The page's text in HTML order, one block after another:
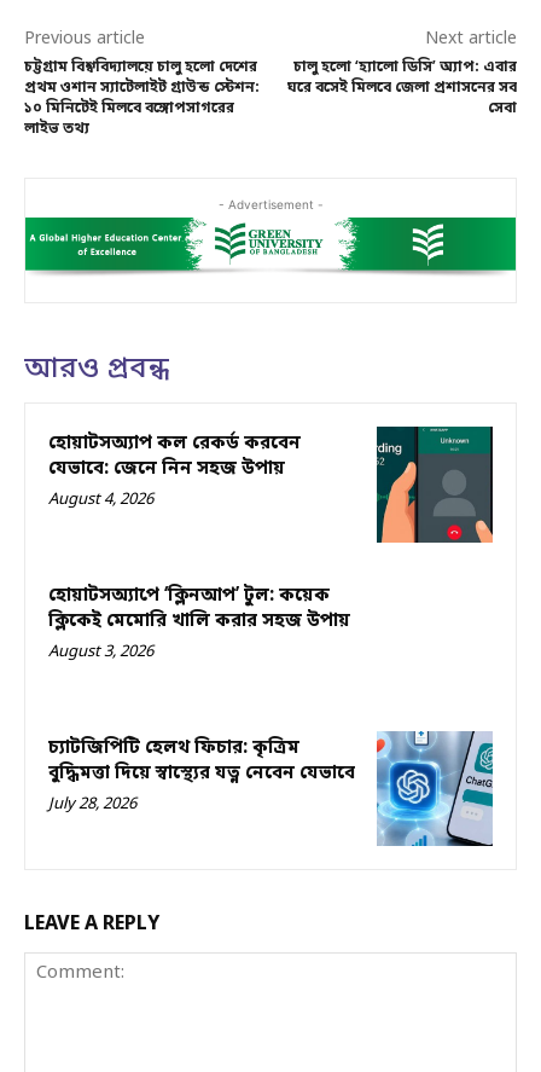
Previous article
চট্টগ্রাম বিশ্ববিদ্যালয়ে চালু হলো দেশের
প্রথম ওশান স্যাটেলাইট গ্রাউন্ড স্টেশন:
১০ মিনিটেই মিলবে বঙ্গোপসাগরের
লাইভ তথ্য
Next article
চালু হলো ‘হ্যালো ডিসি’ অ্যাপ: এবার
ঘরে বসেই মিলবে জেলা প্রশাসনের সব
সেবা
- Advertisement -
আরও প্রবন্ধ
হোয়াটসঅ্যাপ কল রেকর্ড করবেন
যেভাবে: জেনে নিন সহজ উপায়
August 4, 2026
হোয়াটসঅ্যাপে ‘ক্লিনআপ’ টুল: কয়েক
ক্লিকেই মেমোরি খালি করার সহজ উপায়
August 3, 2026
চ্যাটজিপিটি হেলথ ফিচার: কৃত্রিম
বুদ্ধিমত্তা দিয়ে স্বাস্থ্যের যত্ন নেবেন যেভাবে
July 28, 2026
LEAVE A REPLY